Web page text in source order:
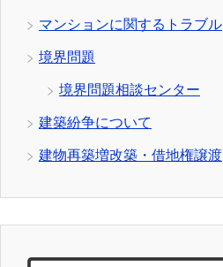
マンションに関するトラブル
境界問題
境界問題相談センター
建築紛争について
建物再築増改築・借地権譲渡